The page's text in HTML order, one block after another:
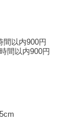
間以内900円
間以内900円